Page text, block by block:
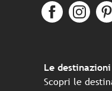
Le destinazioni
Scopri le